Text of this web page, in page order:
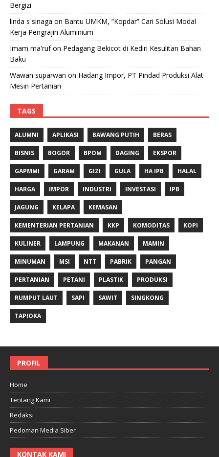
Bergizi
linda s sinaga on Bantu UMKM, “Kopdar” Cari Solusi Modal
Kerja Pengrajin Aluminium
Imam ma'rufon Pedagang Bekicot di Kediri Kesulitan Bahan
Baku
Wawan suparwan on Hadang Impor, PT Pindad Produksi Alat
Mesin Pertanian
TAGS
ALUMNI APLIKASI BAWANG PUTIH BERAS
BISNIS BOGOR BPOM DAGING EKSPOR
GAPMMI GARAM GIZI GULA HA IPB HALAL
HARGA IMPOR INDUSTRI INVESTASI IPB
JAGUNG KELAPA KEMASAN
KEMENTERIAN PERTANIAN KKP KOMODITAS KOPI
KULINER LAMPUNG MAKANAN MAMIN
MINUMAN MSI NTT PABRIK PANGAN
PERTANIAN PETANI PLASTIK PRODUKSI
RUMPUT LAUT SAPI SAWIT SINGKONG
TAPIOKA
PROFIL
Home
Tentang Kami
Redaksi
Pedoman Media Siber
KONTAK KAMI